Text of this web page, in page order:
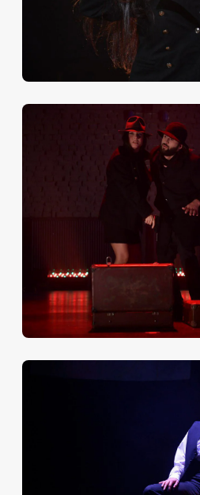
время. В спектакле много
режиссерских решений и
Батал Кобахия,
деятель, эксперт, Герой
"Достаточно уже одно
всему», чтобы ощутить ту
которая исходит от
Поразительно трепетное
привело к рождению
Творчество Лорки всегда
трагических, лирических,
отчасти это связанно с его
восприятием мира и таким
поэтому юмор и ирония,
театральное действо, еще
привычные для нас
Замечательно, что Лорка
каждый из актёров,
играли Лорку в разные его
состояниях. Одна
пожалуй, очень
жизни и своему ремеслу мне
это совмещение
и в жизни и в творчестве. И